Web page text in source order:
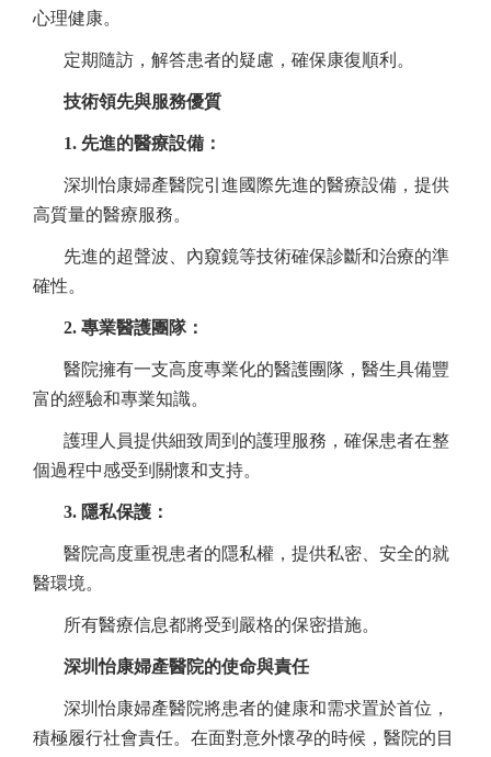
心理健康。
定期隨訪，解答患者的疑慮，確保康復順利。
技術領先與服務優質
1. 先進的醫療設備：
深圳怡康婦產醫院引進國際先進的醫療設備，提供
高質量的醫療服務。
先進的超聲波、內窺鏡等技術確保診斷和治療的準
確性。
2. 專業醫護團隊：
醫院擁有一支高度專業化的醫護團隊，醫生具備豐
富的經驗和專業知識。
護理人員提供細致周到的護理服務，確保患者在整
個過程中感受到關懷和支持。
3. 隱私保護：
醫院高度重視患者的隱私權，提供私密、安全的就
醫環境。
所有醫療信息都將受到嚴格的保密措施。
深圳怡康婦產醫院的使命與責任
深圳怡康婦產醫院將患者的健康和需求置於首位，
積極履行社會責任。在面對意外懷孕的時候，醫院的目